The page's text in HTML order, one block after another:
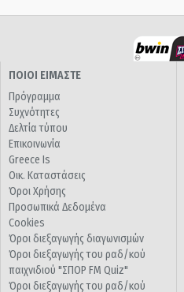
ΠΟΙΟΙ ΕΙΜΑΣΤΕ
Πρόγραμμα
Συχνότητες
Δελτία τύπου
Επικοινωνία
Greece Is
Οικ. Καταστάσεις
Όροι Χρήσης
Προσωπικά Δεδομένα
Cookies
Όροι διεξαγωγής διαγωνισμών
Όροι διεξαγωγής του ραδ/κού
παιχνιδιού "ΣΠΟΡ FM Quiz"
Όροι διεξαγωγής του ραδ/κού